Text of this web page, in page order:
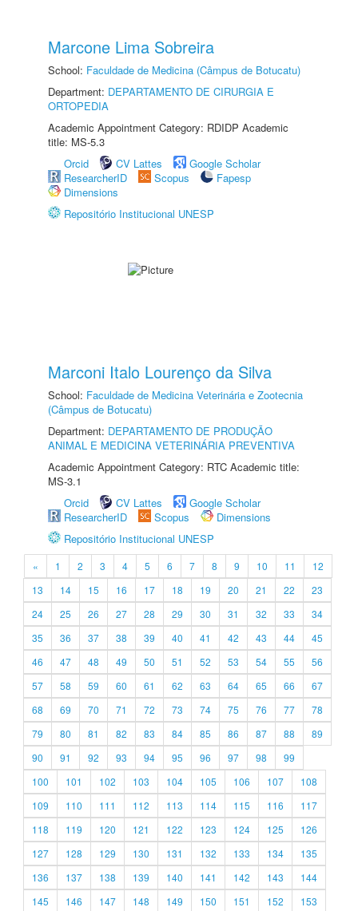
Marcone Lima Sobreira
School: Faculdade de Medicina (Câmpus de Botucatu)
Department: DEPARTAMENTO DE CIRURGIA E
ORTOPEDIA
Academic Appointment Category: RDIDP Academic
title: MS-5.3
Orcid
CV Lattes
Google Scholar
ResearcherID
Scopus
Fapesp
Dimensions
Repositório Institucional UNESP
Marconi Italo Lourenço da Silva
School: Faculdade de Medicina Veterinária e Zootecnia
(Câmpus de Botucatu)
Department: DEPARTAMENTO DE PRODUÇÃO
ANIMAL E MEDICINA VETERINÁRIA PREVENTIVA
Academic Appointment Category: RTC Academic title:
MS-3.1
Orcid
CV Lattes
Google Scholar
ResearcherID
Scopus
Dimensions
Repositório Institucional UNESP
« 1 2 3 4 5 6 7 8 9 10 11
12
13
14 15 16 17 18 19 20 21 22
23
24
25 26 27 28 29 30 31 32 33
34
35
36 37 38 39 40 41 42 43 44
45
46
47 48 49 50 51 52 53 54 55
56
57
58 59 60 61 62 63 64 65 66
67
68
69 70 71 72 73 74 75 76 77
78
79
80 81 82 83 84 85 86 87 88
89
90
91 92 93 94 95 96 97 98
99
100
101 102 103 104 105 106 107
108
109
110 111 112 113 114 115 116
117
118
119 120 121 122 123 124 125
126
127
128 129 130 131 132 133 134
135
136
137 138 139 140 141 142 143
144
145
146 147 148 149 150 151 152
153